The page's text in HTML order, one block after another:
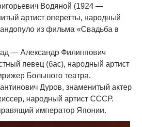
Водяной (1924 —
артист оперетты, народный
из фильма «Свадьба в
— Александр Филиппович
певец (бас), народный артист
Большого театра.
Дуров, знаменитый актер
народный артист СССР.
император Японии.